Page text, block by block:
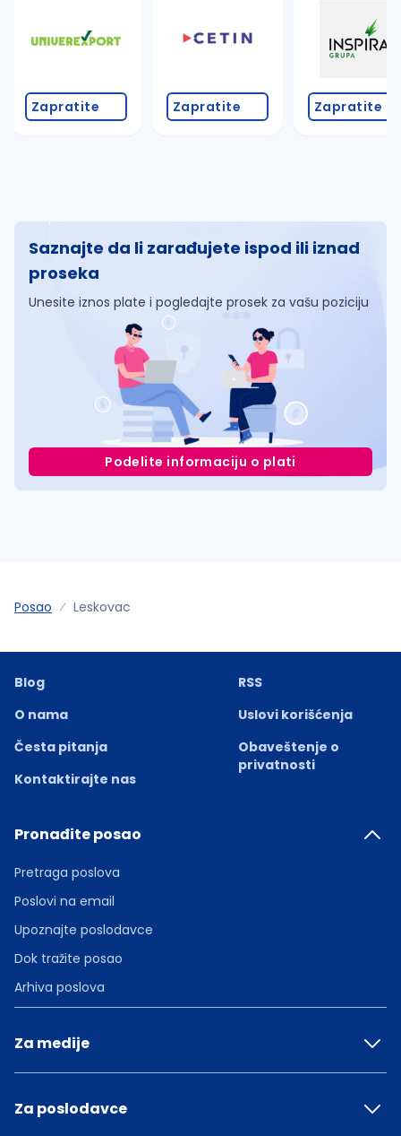
Zapratite Zapratite Zapratite
Saznajte da li zarađujete ispod ili iznad
proseka
Unesite iznos plate i pogledajte prosek za vašu poziciju
Podelite informaciju o plati
Posao Leskovac
Blog
O nama
Česta pitanja
Kontaktirajte nas
RSS
Uslovi korišćenja
Obaveštenje o
privatnosti
Pronađite posao
Pretraga poslova
Poslovi na email
Upoznajte poslodavce
Dok tražite posao
Arhiva poslova
Za medije
Za poslodavce